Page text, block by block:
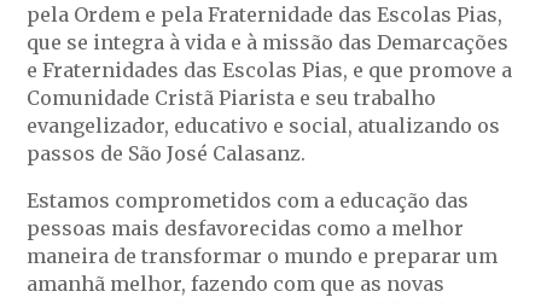
pela Ordem e pela Fraternidade das Escolas Pias,
que se integra à vida e à missão das Demarcações
e Fraternidades das Escolas Pias, e que promove a
Comunidade Cristã Piarista e seu trabalho
evangelizador, educativo e social, atualizando os
passos de São José Calasanz.
Estamos comprometidos com a educação das
pessoas mais desfavorecidas como a melhor
maneira de transformar o mundo e preparar um
amanhã melhor, fazendo com que as novas